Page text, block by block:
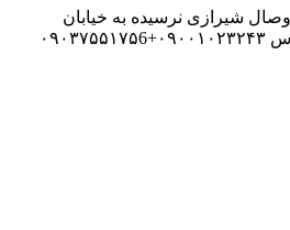
وصال شیرازی نرسیده به خیابان